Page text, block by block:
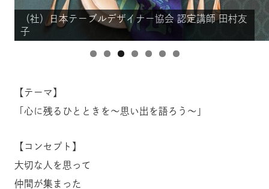
（社）日本テーブルデザイナー協会 認定講師 田村友
子
（社）日本テーブルデザイナー協会 認定講師 田村友
子
（社）日本テーブルデザイナー協会 認定講師 田村友
子
（社）日本テーブルデザイナー協会 認定講師 田村友
子
（社）日本テーブルデザイナー協会 認定講師 田村友
子
（社）日本テーブルデザイナー協会 認定講師 田村友
子
（社）日本テーブルデザイナー協会 認定講師 田村友
子
【テーマ】
「心に残るひとときを～思い出を語ろう～」
【コンセプト】
大切な人を思って
仲間が集まった